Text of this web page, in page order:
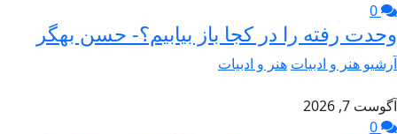
وحدت رفته را در کجا باز بیابیم؟- حسن بهگر
آرشیو هنر و ادبیات هنر و ادبیات
آگوست 7, 2026